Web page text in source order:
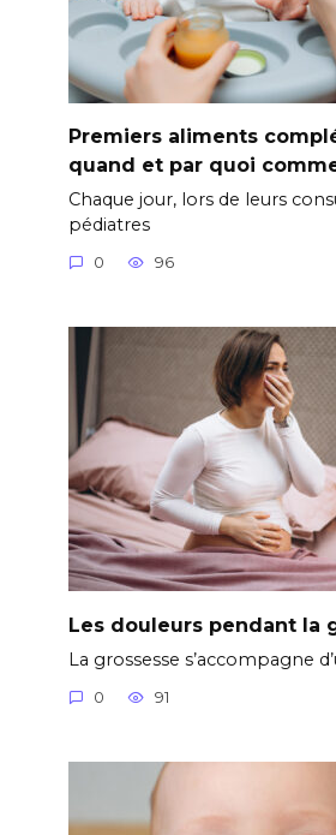
Premiers aliments
quand et par quoi
Chaque jour, lors de leurs
pédiatres
0 96
Les douleurs pendant la
La grossesse s’accompagne
0 91